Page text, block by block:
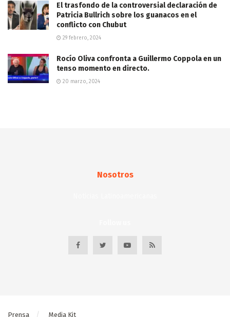
El trasfondo de la controversial declaración de
Patricia Bullrich sobre los guanacos en el
conflicto con Chubut
29 febrero, 2024
Rocío Oliva confronta a Guillermo Coppola en un
tenso momento en directo.
20 marzo, 2024
Nosotros
Prensa Media Kit